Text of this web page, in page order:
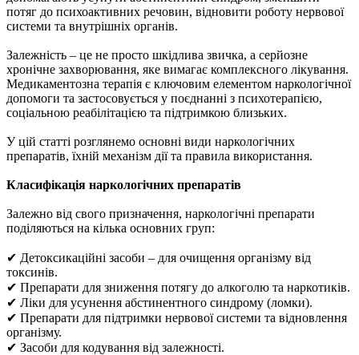
потяг до психоактивних речовин, відновити роботу нервової
системи та внутрішніх органів.
Залежність – це не просто шкідлива звичка, а серйозне
хронічне захворювання, яке вимагає комплексного лікування.
Медикаментозна терапія є ключовим елементом наркологічної
допомоги та застосовується у поєднанні з психотерапією,
соціальною реабілітацією та підтримкою близьких.
У цій статті розглянемо основні види наркологічних
препаратів, їхній механізм дії та правила використання.
Класифікація наркологічних препаратів
Залежно від свого призначення, наркологічні препарати
поділяються на кілька основних груп:
✔ Детоксикаційні засоби – для очищення організму від
токсинів.
✔ Препарати для зниження потягу до алкоголю та наркотиків.
✔ Ліки для усунення абстинентного синдрому (ломки).
✔ Препарати для підтримки нервової системи та відновлення
організму.
✔ Засоби для кодування від залежності.